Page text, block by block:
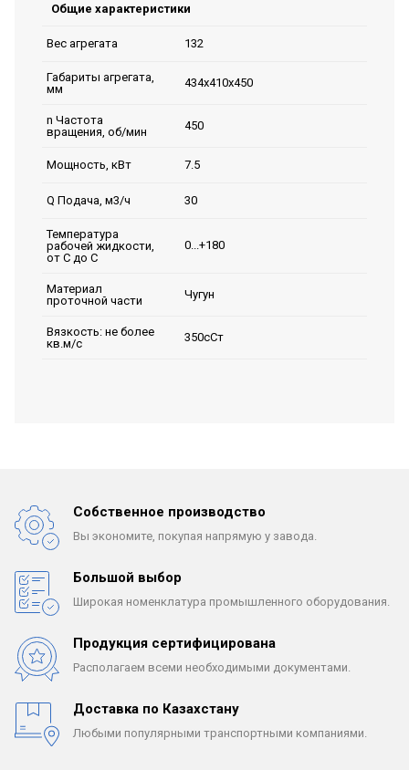
Общие характеристики
Вес агрегата 132
Габариты агрегата,
мм
434х410х450
n Частота
вращения, об/мин
450
Мощность, кВт 7.5
Q Подача, м3/ч 30
Температура
рабочей жидкости,
от С до С
0...+180
Материал
проточной части
Чугун
Вязкость: не более
кв.м/с
350сСт
Собственное производство
Вы экономите, покупая напрямую у завода.
Большой выбор
Широкая номенклатура промышленного оборудования.
Продукция сертифицирована
Располагаем всеми необходимыми документами.
Доставка по Казахстану
Любыми популярными транспортными компаниями.